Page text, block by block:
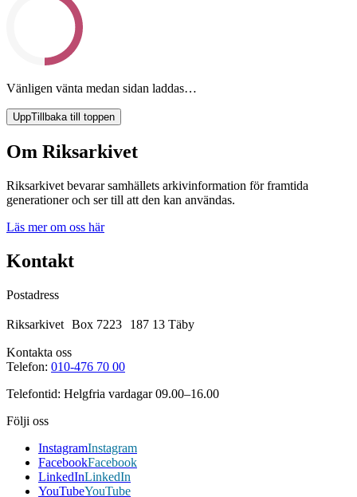
Vänligen vänta medan sidan laddas…
UppTillbaka till toppen
Om Riksarkivet
Riksarkivet bevarar samhällets arkivinformation för framtida
generationer och ser till att den kan användas.
Läs mer om oss här
Kontakt
Postadress
Riksarkivet Box 7223 187 13 Täby
Kontakta oss
Telefon: 010-476 70 00
Telefontid: Helgfria vardagar 09.00–16.00
Följi oss
InstagramInstagram
FacebookFacebook
LinkedInLinkedIn
YouTubeYouTube